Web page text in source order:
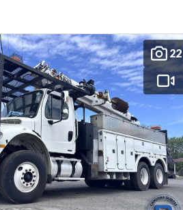
22